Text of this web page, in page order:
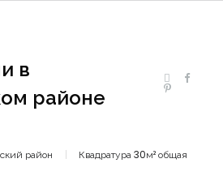
в
районе
район Квадратура 30м² общая